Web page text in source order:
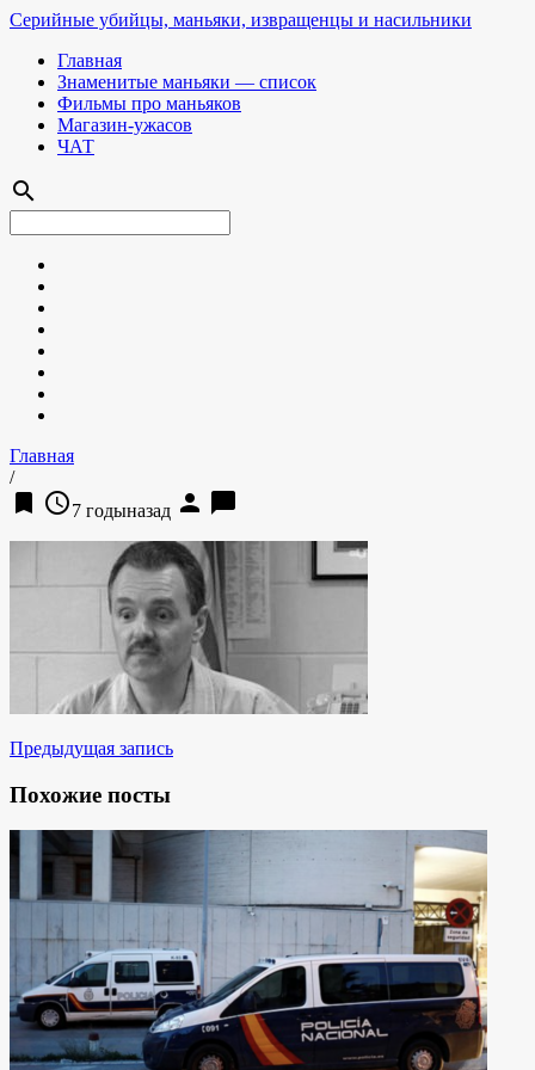
Серийные убийцы, маньяки, извращенцы и насильники
Главная
Знаменитые маньяки — список
Фильмы про маньяков
Магазин-ужасов
ЧАТ
search
Главная
/
bookmark access_time7 годыназад person chat_bubble
Предыдущая запись
Похожие посты